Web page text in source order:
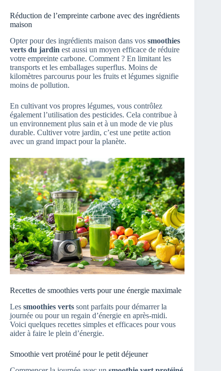
Réduction de l’empreinte carbone avec des ingrédients
maison
Opter pour des ingrédients maison dans vos smoothies
verts du jardin est aussi un moyen efficace de réduire
votre empreinte carbone. Comment ? En limitant les
transports et les emballages superflus. Moins de
kilomètres parcourus pour les fruits et légumes signifie
moins de pollution.
En cultivant vos propres légumes, vous contrôlez
également l’utilisation des pesticides. Cela contribue à
un environnement plus sain et à un mode de vie plus
durable. Cultiver votre jardin, c’est une petite action
avec un grand impact pour la planète.
Recettes de smoothies verts pour une énergie maximale
Les smoothies verts sont parfaits pour démarrer la
journée ou pour un regain d’énergie en après-midi.
Voici quelques recettes simples et efficaces pour vous
aider à faire le plein d’énergie.
Smoothie vert protéiné pour le petit déjeuner